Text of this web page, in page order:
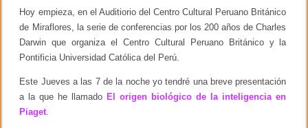
o
o
k
tir
e
l
c
n
t
Hoy empieza, en el Auditiorio del Centro Cultural Peruano Británico
de Miraflores, la serie de conferencias por los 200 años de Charles
Darwin que organiza el Centro Cultural Peruano Británico y la
Pontificia Universidad Católica del Perú.
Este Jueves a las 7 de la noche yo tendré una breve presentación
a la que he llamado El origen biológico de la inteligencia en
Piaget